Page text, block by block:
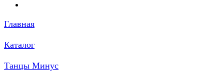
Главная
Каталог
Танцы Минус